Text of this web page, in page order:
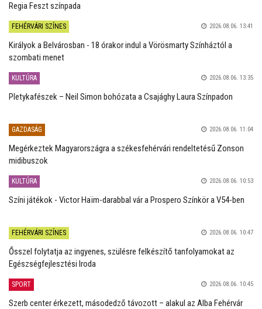
Regia Feszt színpada
FEHÉRVÁRI SZÍNES 2026.08.06. 13:41
Királyok a Belvárosban - 18 órakor indul a Vörösmarty Színháztól a
szombati menet
KULTÚRA 2026.08.06. 13:35
Pletykafészek – Neil Simon bohózata a Csajághy Laura Színpadon
GAZDASÁG 2026.08.06. 11:04
Megérkeztek Magyarországra a székesfehérvári rendeltetésű Zonson
midibuszok
KULTÚRA 2026.08.06. 10:53
Színi játékok - Victor Haïm-darabbal vár a Prospero Színkör a V54-ben
FEHÉRVÁRI SZÍNES 2026.08.06. 10:47
Ősszel folytatja az ingyenes, szülésre felkészítő tanfolyamokat az
Egészségfejlesztési Iroda
SPORT 2026.08.06. 10:45
Szerb center érkezett, másodedző távozott – alakul az Alba Fehérvár